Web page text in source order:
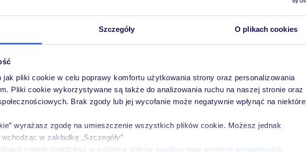
Szczegóły O plikach cookies
pliki cookie w celu poprawy komfortu użytkowania strony oraz personalizowania
Pliki cookie wykorzystywane są także do analizowania ruchu na naszej stronie oraz
Brak zgody lub jej wycofanie może negatywnie wpłynąć na niektóre
wyrażasz zgodę na umieszczenie wszystkich plików cookie. Możesz jednak
w zakładkę „Szczegóły”
cookie znajdziesz w polityce plików cookies oraz polityce prywatności